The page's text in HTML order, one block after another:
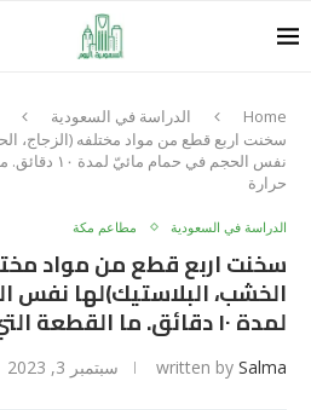
Home
الدراسة في السعودية
سخنت اربع قطع من مواد مختلفه (الزجاج،
نفس الحجم في
حرارة
الدراسة في السعودية مطاعم مكة
سخنت اربع قطع من مواد
الخشب، البلاستيك)لها نفس
لمدة ١٠ دقائق. ما القطعة التي لها أعلى درجة حرارة
written by Salma سبتمبر 3, 2023